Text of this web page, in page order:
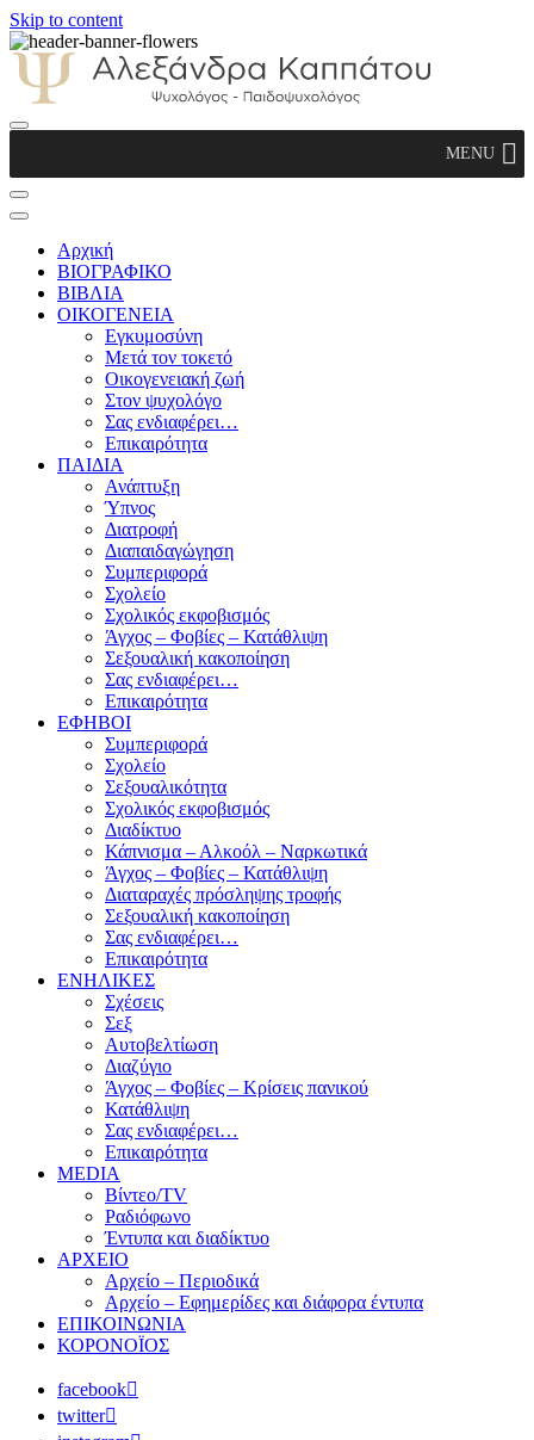
Skip to content
Παιδοψυχολόγος
MENU
Αρχική
ΒΙΟΓΡΑΦΙΚΟ
ΒΙΒΛΙΑ
ΟΙΚΟΓΕΝΕΙΑ
Εγκυμοσύνη
Μετά τον τοκετό
Οικογενειακή ζωή
Στον ψυχολόγο
Σας ενδιαφέρει…
Επικαιρότητα
ΠΑΙΔΙΑ
Ανάπτυξη
Ύπνος
Διατροφή
Διαπαιδαγώγηση
Συμπεριφορά
Σχολείο
Σχολικός εκφοβισμός
Άγχος – Φοβίες – Κατάθλιψη
Σεξουαλική κακοποίηση
Σας ενδιαφέρει…
Επικαιρότητα
ΕΦΗΒΟΙ
Συμπεριφορά
Σχολείο
Σεξουαλικότητα
Σχολικός εκφοβισμός
Διαδίκτυο
Κάπνισμα – Αλκοόλ – Ναρκωτικά
Άγχος – Φοβίες – Κατάθλιψη
Διαταραχές πρόσληψης τροφής
Σεξουαλική κακοποίηση
Σας ενδιαφέρει…
Επικαιρότητα
ΕΝΗΛΙΚΕΣ
Σχέσεις
Σεξ
Αυτοβελτίωση
Διαζύγιο
Άγχος – Φοβίες – Κρίσεις πανικού
Κατάθλιψη
Σας ενδιαφέρει…
Επικαιρότητα
MEDIA
Βίντεο/TV
Ραδιόφωνο
Έντυπα και διαδίκτυο
ΑΡΧΕΙΟ
Αρχείο – Περιοδικά
Αρχείο – Εφημερίδες και διάφορα έντυπα
ΕΠΙΚΟΙΝΩΝΙΑ
ΚΟΡΟΝΟΪΟΣ
facebook
twitter